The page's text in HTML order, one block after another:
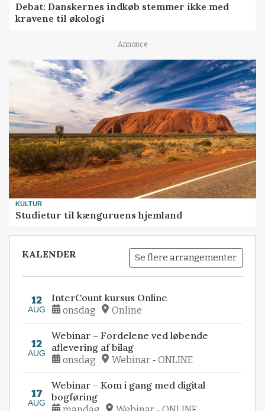
Debat: Danskernes indkøb stemmer ikke med
kravene til økologi
Annonce
KULTUR
Studietur til kænguruens hjemland
KALENDER Se flere arrangementer
12
AUG
InterCount kursus Online
onsdag Online
12
AUG
Webinar – Fordelene ved løbende
aflevering af bilag
onsdag Webinar - ONLINE
17
AUG
Webinar – Kom i gang med digital
bogføring